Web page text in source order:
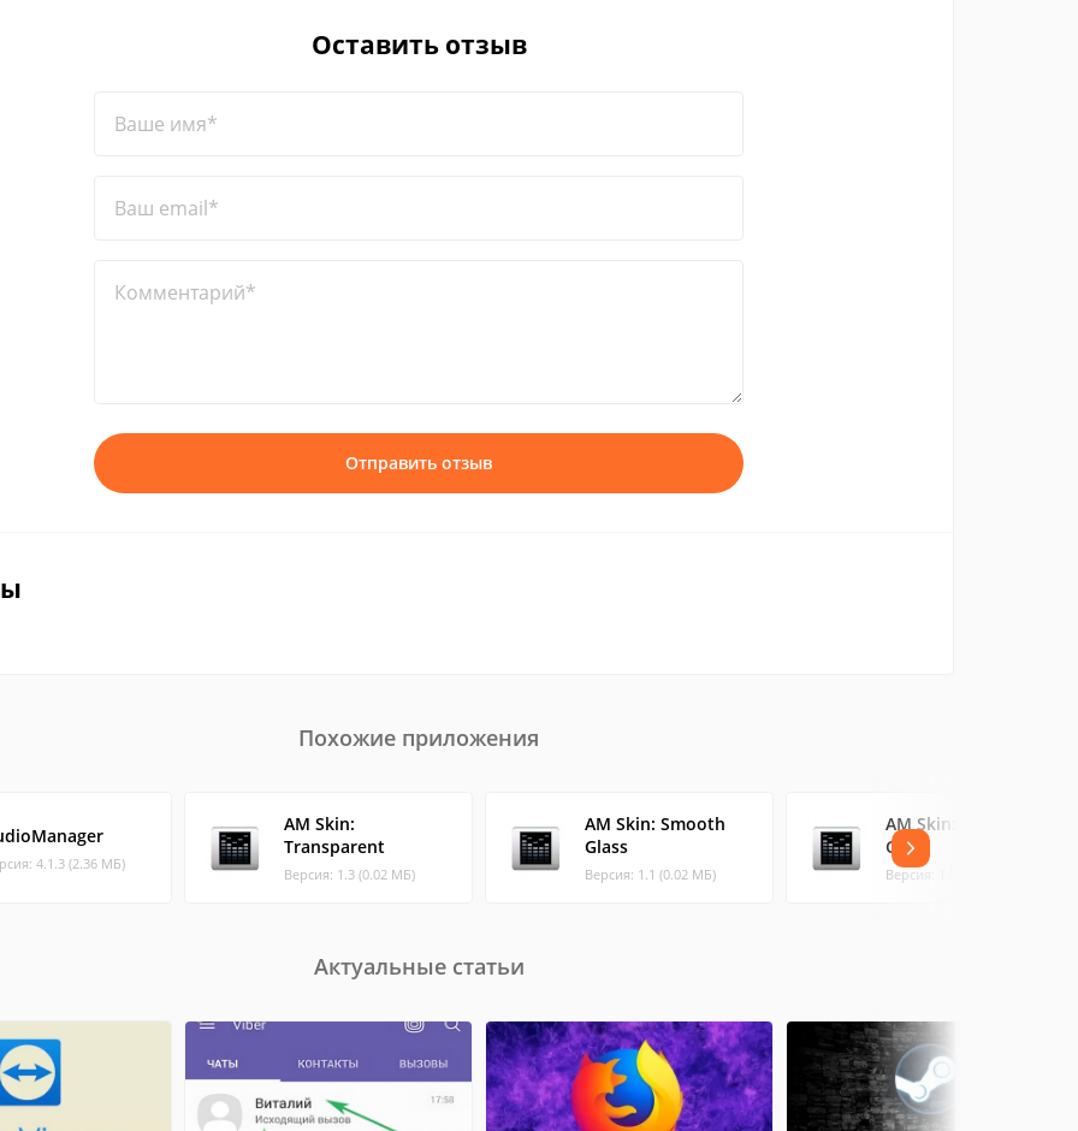
Оставить отзыв
Ваше имя*
Ваш email*
Комментарий*
Отправить отзыв
Похожие приложения
4.1.3 (2.36 МБ)
AM Skin:
Transparent
Версия: 1.3 (0.02 МБ)
AM Skin: Smooth
Glass
Версия: 1.1 (0.02 МБ)
AM Skin: Smoked
Glass
Версия: 1.0.1 (0.06 МБ)
Актуальные статьи